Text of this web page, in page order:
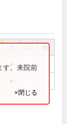
祝
す。来院前
×閉じる